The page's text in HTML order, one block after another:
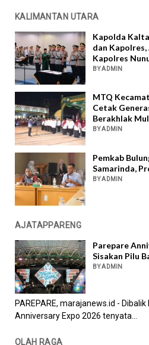
KALIMANTAN UTARA
Kapolda
dan Kapolres,
Kapolres
BY ADMIN
MTQ
Cetak
Berakhlak
BY ADMIN
Pemkab
Samarinda,
BY ADMIN
AJATAPPARENG
Parepare
Sisakan Pilu
BY ADMIN
PAREPARE, marajanews.id -
Anniversary Expo 2026 tenyata...
OLAH RAGA